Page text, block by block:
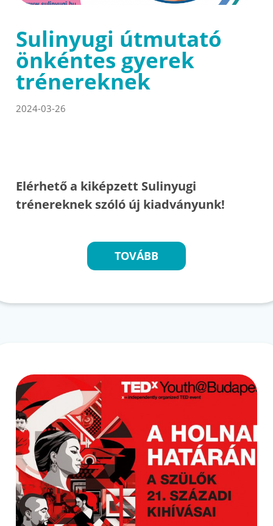
Sulinyugi útmutató
önkéntes gyerek
trénereknek
2024-03-26
Elérhető a kiképzett Sulinyugi
trénereknek szóló új kiadványunk!
TOVÁBB